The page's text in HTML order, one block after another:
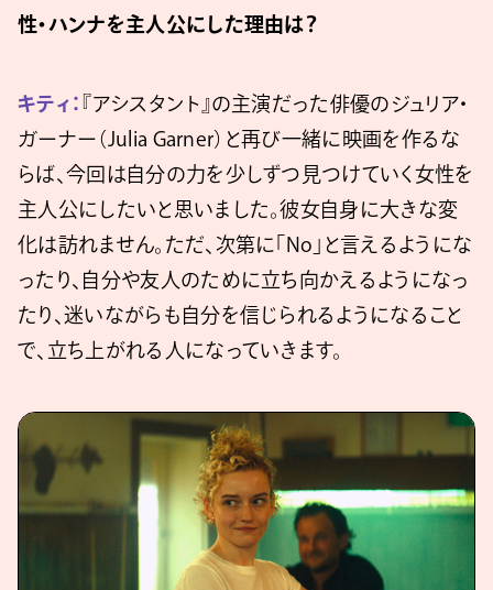
性・ハンナを主人公にした理由は？
キティ： 『アシスタント』の主演だった俳優のジュリア・
ガーナー（Julia Garner）と再び一緒に映画を作るな
らば、今回は自分の力を少しずつ見つけていく女性を
主人公にしたいと思いました。彼女自身に大きな変
化は訪れません。ただ、次第に「No」と言えるようにな
ったり、自分や友人のために立ち向かえるようになっ
たり、迷いながらも自分を信じられるようになること
で、立ち上がれる人になっていきます。